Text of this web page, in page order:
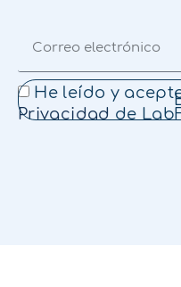
He leído y
Privacidad de